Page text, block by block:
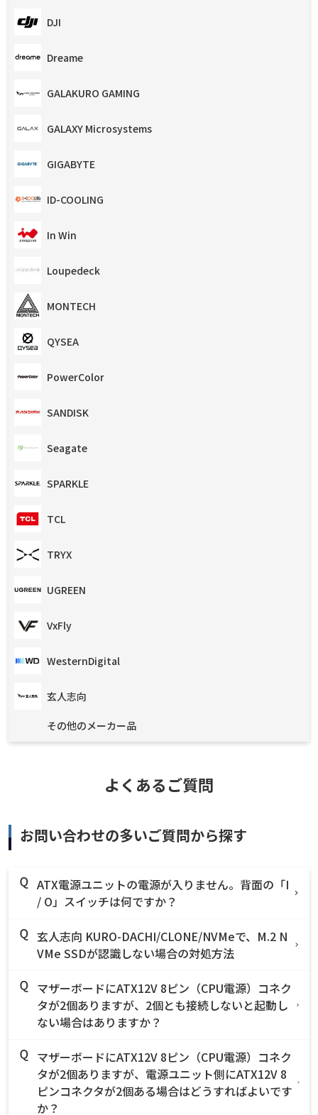
DJI
Dreame
GALAKURO GAMING
GALAXY Microsystems
GIGABYTE
ID-COOLING
In Win
Loupedeck
MONTECH
QYSEA
PowerColor
SANDISK
Seagate
SPARKLE
TCL
TRYX
UGREEN
VxFly
WesternDigital
玄人志向
その他のメーカー品
よくあるご質問
お問い合わせの多いご質問から探す
ATX電源ユニットの電源が入りません。背面の「I
/ O」スイッチは何ですか？
玄人志向 KURO-DACHI/CLONE/NVMeで、M.2 N
VMe SSDが認識しない場合の対処方法
マザーボードにATX12V 8ピン（CPU電源）コネク
タが2個ありますが、2個とも接続しないと起動し
ない場合はありますか？
マザーボードにATX12V 8ピン（CPU電源）コネク
タが2個ありますが、電源ユニット側にATX12V 8
ピンコネクタが2個ある場合はどうすればよいです
か？